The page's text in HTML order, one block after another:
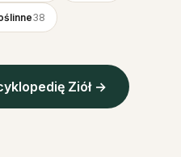
38
Ziół →